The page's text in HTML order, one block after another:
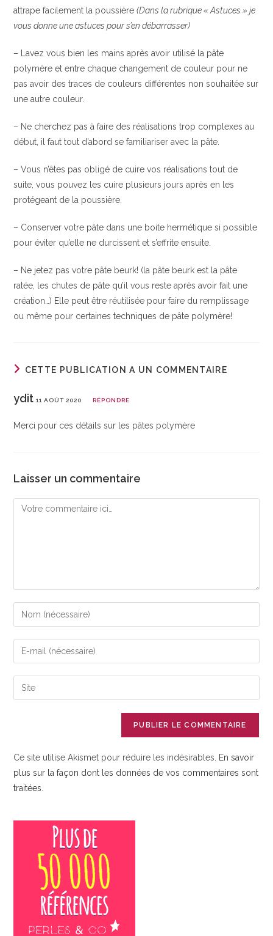
attrape facilement la poussière(Dans la rubrique « Astuces » je
vous donne une astuces pour s’en débarrasser)
– Lavez vous bien les mains après avoir utilisé la pâte
polymère et entre chaque changement de couleur pour ne
pas avoir des traces de couleurs différentes non souhaitée sur
une autre couleur.
– Ne cherchez pas à faire des réalisations trop complexes au
début, il faut tout d’abord se familiariser avec la pâte.
– Vous n’êtes pas obligé de cuire vos réalisations tout de
suite, vous pouvez les cuire plusieurs jours après en les
protégeant de la poussière.
– Conserver votre pâte dans une boite hermétique si possible
pour éviter qu’elle ne durcissent et s’effrite ensuite.
– Ne jetez pas votre pâte beurk! (la pâte beurk est la pâte
ratée, les chutes de pâte qu’il vous reste après avoir fait une
création…) Elle peut être réutilisée pour faire du remplissage
ou même pour certaines techniques de pâte polymère!
CETTE PUBLICATION A UN COMMENTAIRE
ydit 11 AOÛT 2020 RÉPONDRE
Merci pour ces détails sur les pâtes polymère
Laisser un commentaire
Comment
Enter
your
name
comment
Enter
your
email
address
Saisir
l’URL
(facultatif)
Ce site utilise Akismet pour réduire les indésirables. En savoir
plus sur la façon dont les données de vos commentaires sont
traitées